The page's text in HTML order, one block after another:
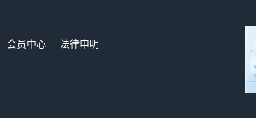
会员中心
法律申明